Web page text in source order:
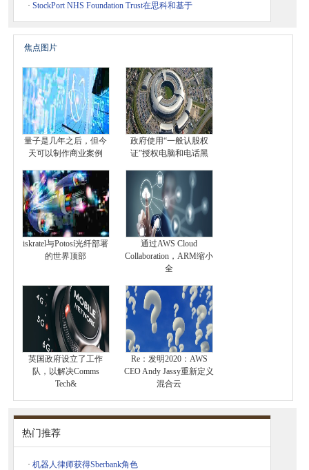
· StockPort NHS Foundation Trust在思科和基于
焦点图片
量子是几年之后，但今
天可以制作商业案例
政府使用“一般认股权
证”授权电脑和电话黑
iskratel与Potosí光纤部署
的世界顶部
通过AWS Cloud
Collaboration，ARM缩小
全
英国政府设立了工作
队，以解决Comms
Tech&
Re：发明2020：AWS
CEO Andy Jassy重新定义
混合云
热门推荐
· 机器人律师获得Sberbank角色